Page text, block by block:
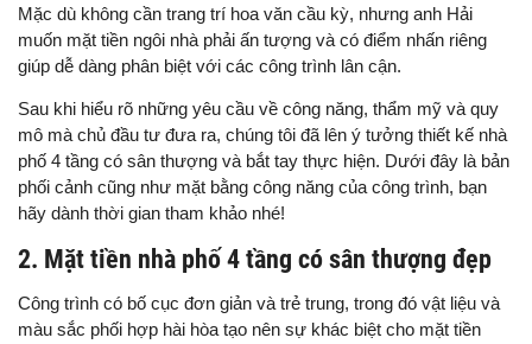
Mặc dù không cần trang trí hoa văn cầu kỳ, nhưng anh Hải
muốn mặt tiền ngôi nhà phải ấn tượng và có điểm nhấn riêng
giúp dễ dàng phân biệt với các công trình lân cận.
Sau khi hiểu rõ những yêu cầu về công năng, thẩm mỹ và quy
mô mà chủ đầu tư đưa ra, chúng tôi đã lên ý tưởng thiết kế nhà
phố 4 tầng có sân thượng và bắt tay thực hiện. Dưới đây là bản
phối cảnh cũng như mặt bằng công năng của công trình, bạn
hãy dành thời gian tham khảo nhé!
2. Mặt tiền nhà phố 4 tầng có sân thượng đẹp
Công trình có bố cục đơn giản và trẻ trung, trong đó vật liệu và
màu sắc phối hợp hài hòa tạo nên sự khác biệt cho mặt tiền